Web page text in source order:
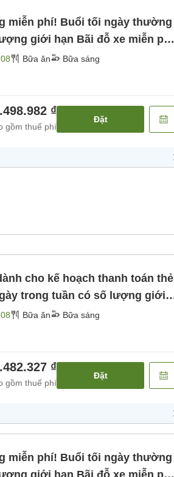
Bãi đỗ xe miễn phí
Bữa ăn Bữa sáng
₫
gồm thuế phí
Đặt
cho kế hoạch thanh toán thẻ
phí Bãi đậu xe miễn phí! [Bữa sáng]
Bữa ăn Bữa sáng
₫
gồm thuế phí
Đặt